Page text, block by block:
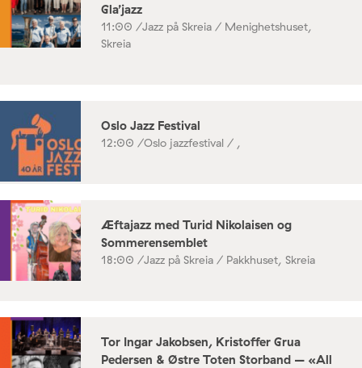
Gla’jazz
11:00 /Jazz på Skreia / Menighetshuset,
Skreia
Oslo Jazz Festival
12:00 /Oslo jazzfestival / ,
Æftajazz med Turid Nikolaisen og
Sommerensemblet
18:00 /Jazz på Skreia / Pakkhuset, Skreia
Tor Ingar Jakobsen, Kristoffer Grua
Pedersen & Østre Toten Storband – «All